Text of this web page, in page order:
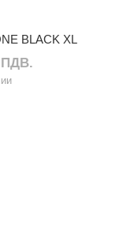
BLACK XL
ПДВ.